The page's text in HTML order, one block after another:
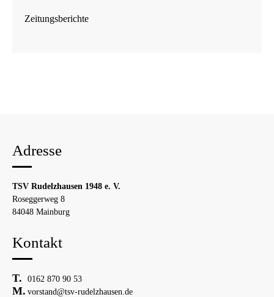
Zeitungsberichte
Adresse
TSV Rudelzhausen 1948 e. V.
Roseggerweg 8
84048 Mainburg
Kontakt
0162 870 90 53
vorstand@tsv-rudelzhausen.de